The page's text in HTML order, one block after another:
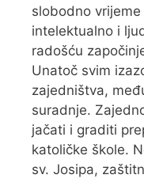
slobodno
intelektualno i
radošću
Unatoč svim
zajedništva,
suradnje.
jačati i graditi
katoličke škole.
sv. Josipa,